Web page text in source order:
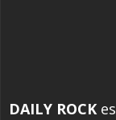
DAILY ROCK